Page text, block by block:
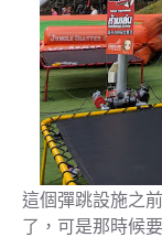
這個彈跳設施之
了，可是那時候